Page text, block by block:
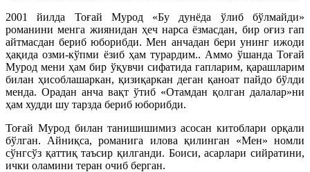
2001 йилда Тоғай Мурод «Бу дунёда ўлиб бўлмайди»
романини менга жиянидан ҳеч нарса ёзмасдан, бир оғиз гап
айтмасдан бериб юборибди. Мен анчадан бери унинг ижоди
ҳақида озми-кўпми ёзиб ҳам турардим.. Аммо ўшанда Тоғай
Мурод мени ҳам бир ўқувчи сифатида гапларим, қарашларим
билан ҳисоблашаркан, қизиқаркан деган қаноат пайдо бўлди
менда. Орадан анча вақт ўтиб «Отамдан қолган далалар»ни
ҳам худди шу тарзда бериб юборибди.
Тоғай Мурод билан танишишимиз асосан китоблари орқали
бўлган. Айниқса, романига илова қилинган «Мен» номли
сўнгсўз қаттиқ таъсир қилганди. Боиси, асарлари сийратини,
ички оламини теран очиб берган.